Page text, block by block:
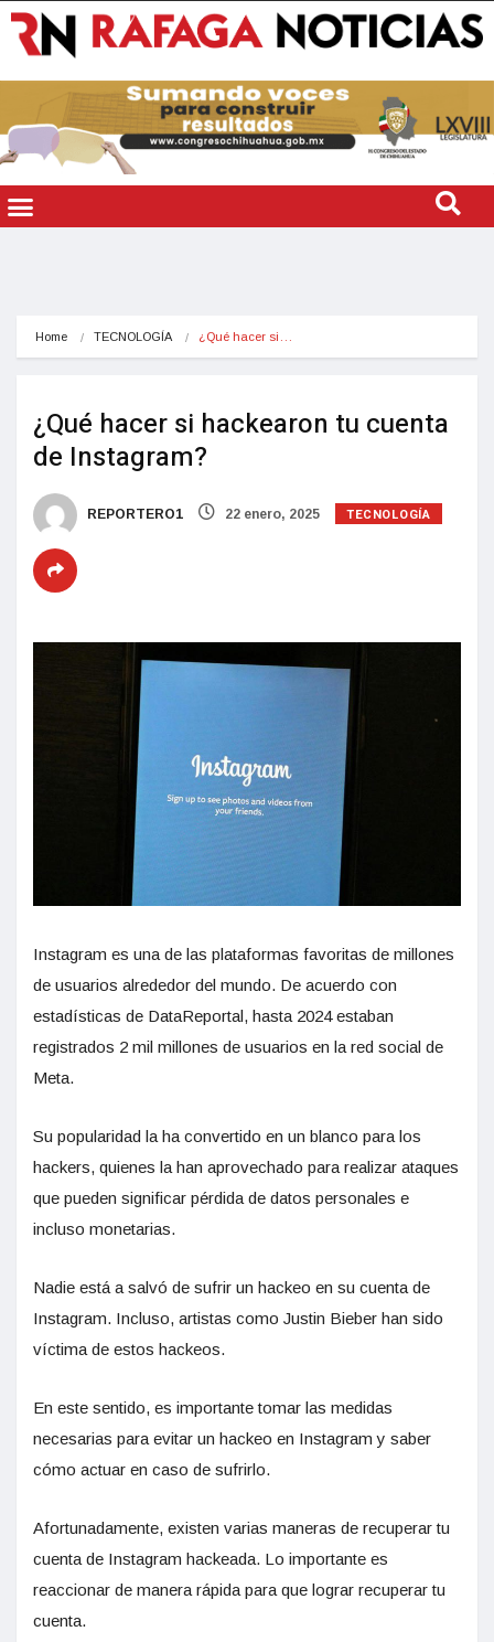
Home TECNOLOGÍA ¿Qué hacer si…
¿Qué hacer si hackearon tu cuenta
de Instagram?
REPORTERO1 22 enero, 2025 TECNOLOGÍA
Instagram es una de las plataformas favoritas de millones
de usuarios alrededor del mundo. De acuerdo con
estadísticas de DataReportal, hasta 2024 estaban
registrados 2 mil millones de usuarios en la red social de
Meta.
Su popularidad la ha convertido en un blanco para los
hackers, quienes la han aprovechado para realizar ataques
que pueden significar pérdida de datos personales e
incluso monetarias.
Nadie está a salvó de sufrir un hackeo en su cuenta de
Instagram. Incluso, artistas como Justin Bieber han sido
víctima de estos hackeos.
En este sentido, es importante tomar las medidas
necesarias para evitar un hackeo en Instagram y saber
cómo actuar en caso de sufrirlo.
Afortunadamente, existen varias maneras de recuperar tu
cuenta de Instagram hackeada. Lo importante es
reaccionar de manera rápida para que lograr recuperar tu
cuenta.